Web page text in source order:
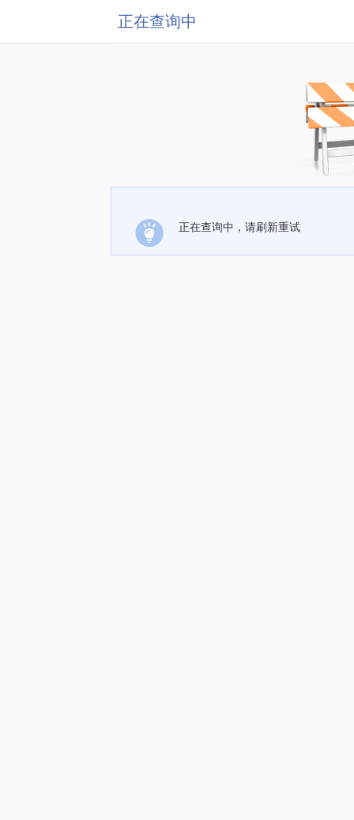
正在查询中
正在查询中，请刷新重试